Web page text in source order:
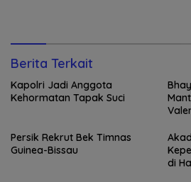
Berita Terkait
Kapolri Jadi Anggota
Kehormatan Tapak Suci
Persik Rekrut Bek Timnas
Guinea-Bissau
di